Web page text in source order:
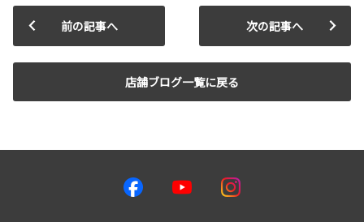
前の記事へ
店舗ブログ一覧に戻る
次の記事へ